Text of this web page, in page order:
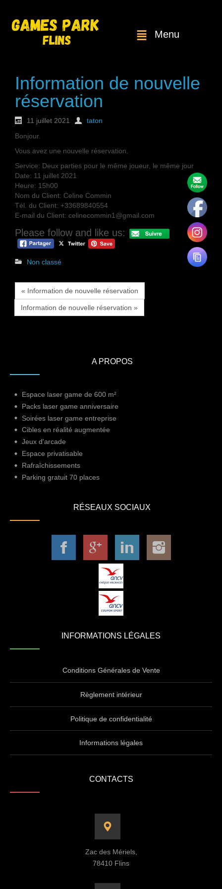
Menu
Information de nouvelle
réservation
11 juillet 2021
taton
Bonjour.
Vous avez une nouvelle réservation.
Service: Deux parties pour le même joueur, le même jour
Date: 11 juillet 2021
Heure: 15h00
Nom du Client: Celine Commin
Tél. du Client: +33689840554
E-mail du Client: celinecommin1@gmail.com
Please follow and like us:
Non classé
« Information de nouvelle réservation
Information de nouvelle réservation »
A PROPOS
Espace laser game de 600 m²
Packs laser game anniversaire
Soirées laser game entreprise
Cibles en réalité augmentée
Jeux d'arcade
Espace privatisable
Rafraîchissements
Parking gratuit 70 places
RÉSEAUX SOCIAUX
INFORMATIONS LÉGALES
Conditions Générales de Vente
Règlement intérieur
Politique de confidentialité
Informations légales
CONTACTS
Zac des Mériels,
78410 Flins